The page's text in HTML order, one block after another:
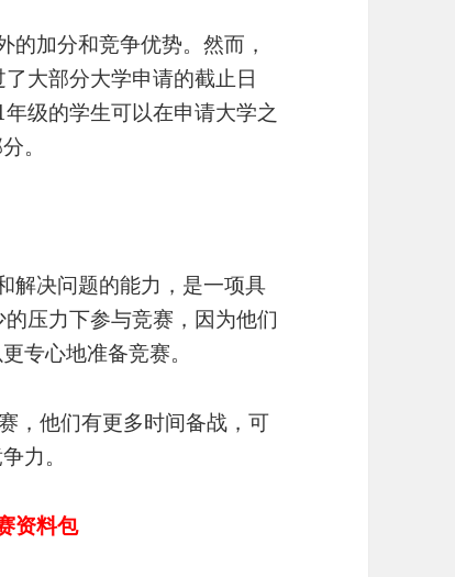
加分和竞争优势。然而，
大部分大学申请的截止日
级的学生可以在申请大学之
。
解决问题的能力，是一项具
压力下参与竞赛，因为他们
专心地准备竞赛。
，他们有更多时间备战，可
力。
资料包